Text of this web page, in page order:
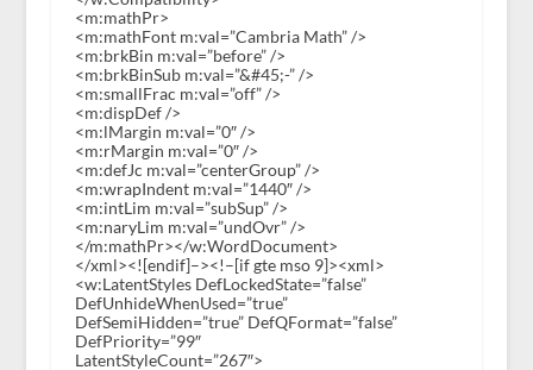
<m:mathPr>
<m:mathFont m:val=”Cambria Math” />
<m:brkBin m:val=”before” />
<m:brkBinSub m:val=”&#45;-” />
<m:smallFrac m:val=”off” />
<m:dispDef />
<m:lMargin m:val=”0″ />
<m:rMargin m:val=”0″ />
<m:defJc m:val=”centerGroup” />
<m:wrapIndent m:val=”1440″ />
<m:intLim m:val=”subSup” />
<m:naryLim m:val=”undOvr” />
</m:mathPr></w:WordDocument>
</xml><![endif]–><!–[if gte mso 9]><xml>
<w:LatentStyles DefLockedState=”false”
DefUnhideWhenUsed=”true”
DefSemiHidden=”true” DefQFormat=”false”
DefPriority=”99″
LatentStyleCount=”267″>